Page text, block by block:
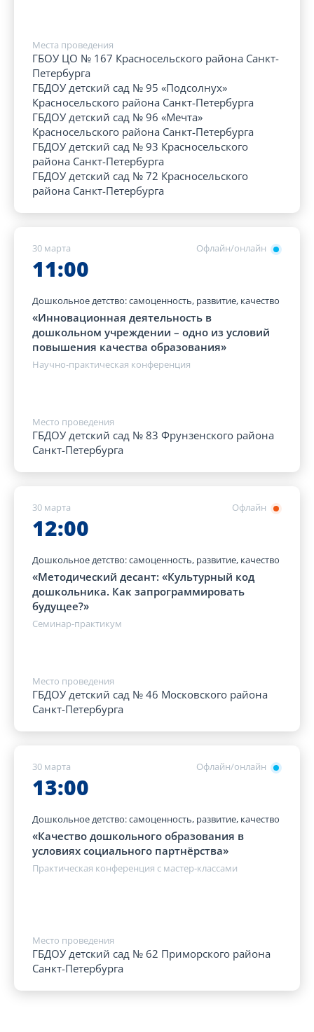
Места проведения
ГБОУ ЦО № 167 Красносельского района Санкт-
Петербурга
ГБДОУ детский сад № 95 «Подсолнух»
Красносельского района Санкт-Петербурга
ГБДОУ детский сад № 96 «Мечта»
Красносельского района Санкт-Петербурга
ГБДОУ детский сад № 93 Красносельского
района Санкт-Петербурга
ГБДОУ детский сад № 72 Красносельского
района Санкт-Петербурга
Офлайн/онлайн
30 марта
11:00
Дошкольное детство: самоценность, развитие, качество
«Инновационная деятельность в
дошкольном учреждении – одно из условий
повышения качества образования»
Научно-практическая конференция
Место проведения
ГБДОУ детский сад № 83 Фрунзенского района
Санкт-Петербурга
Офлайн
30 марта
12:00
Дошкольное детство: самоценность, развитие, качество
«Методический десант: «Культурный код
дошкольника. Как запрограммировать
будущее?»
Семинар-практикум
Место проведения
ГБДОУ детский сад № 46 Московского района
Санкт-Петербурга
Офлайн/онлайн
30 марта
13:00
Дошкольное детство: самоценность, развитие, качество
«Качество дошкольного образования в
условиях социального партнёрства»
Практическая конференция с мастер-классами
Место проведения
ГБДОУ детский сад № 62 Приморского района
Санкт-Петербурга